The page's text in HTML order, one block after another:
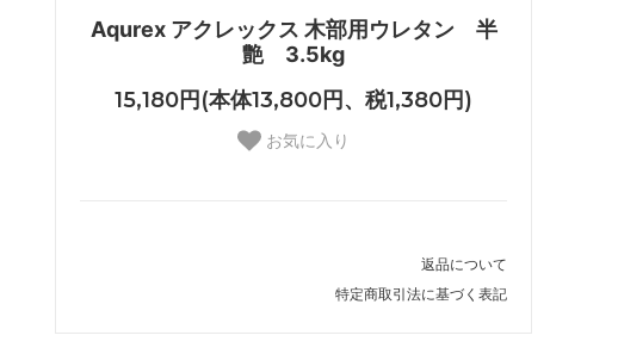
Aqurex アクレックス 木部用ウレタン 半
艶 3.5kg
15,180円(本体13,800円、税1,380円)
お気に入り
返品について
特定商取引法に基づく表記